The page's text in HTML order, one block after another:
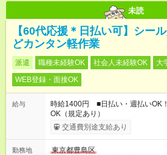
未読
【60代応援＊日払い可】シー
どカンタン軽作業
派遣 職種未経験OK 社会人未経験OK 大
WEB登録・面接OK
給与
時給1400円 ■日払い・週払いOK
OK（規定あり）
交通費別途支給あり
勤務地
東京都豊島区